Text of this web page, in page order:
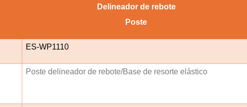
Delineador de rebote
Poste
ES-WP1110
Poste delineador de rebote/Base de resorte elástico